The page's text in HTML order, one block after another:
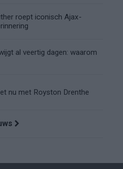
roept iconisch Ajax-
al veertig dagen: waarom
nu met Royston Drenthe